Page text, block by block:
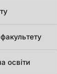
освіти